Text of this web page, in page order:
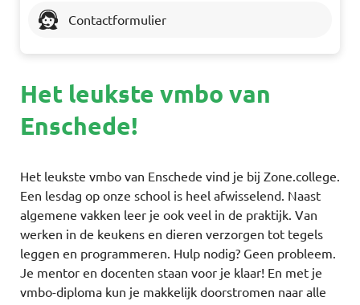
Het leukste vmbo van
Enschede!
Het leukste vmbo van Enschede vind je bij Zone.college.
Een lesdag op onze school is heel afwisselend. Naast
algemene vakken leer je ook veel in de praktijk. Van
werken in de keukens en dieren verzorgen tot tegels
leggen en programmeren. Hulp nodig? Geen probleem.
Je mentor en docenten staan voor je klaar! En met je
vmbo-diploma kun je makkelijk doorstromen naar alle
Contactformulier